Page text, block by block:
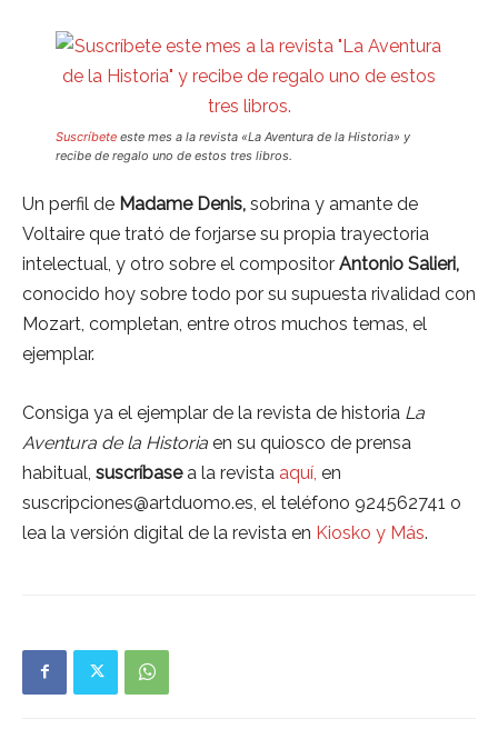
Suscríbete este mes a la revista «La Aventura de la Historia» y
recibe de regalo uno de estos tres libros.
Un perfil de Madame Denis, sobrina y amante de
Voltaire que trató de forjarse su propia trayectoria
intelectual, y otro sobre el compositor Antonio Salieri,
conocido hoy sobre todo por su supuesta rivalidad con
Mozart, completan, entre otros muchos temas, el
ejemplar.
Consiga ya el ejemplar de la revista de historia La
Aventura de la Historia en su quiosco de prensa
habitual, suscríbasea la revista aquí, en
suscripciones@artduomo.es, el teléfono 924562741 o
lea la versión digital de la revista en Kiosko y Más.